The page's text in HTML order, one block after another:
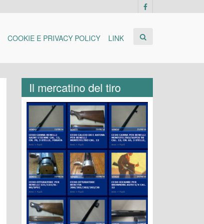
COOKIE E PRIVACY POLICY LINK
Il mercatino del tiro